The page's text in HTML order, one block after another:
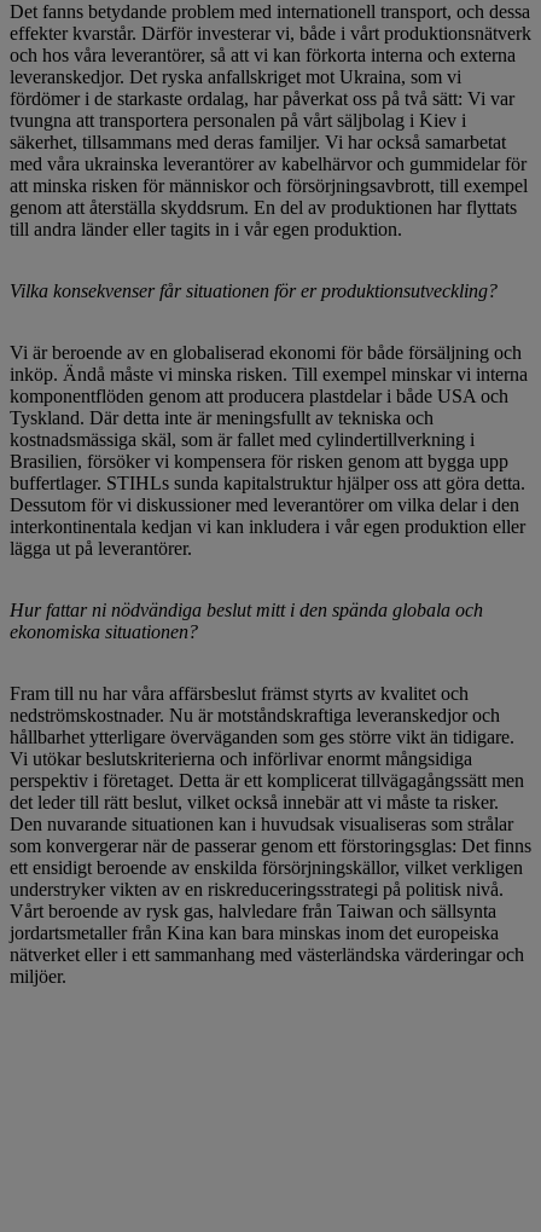
Det fanns betydande problem med internationell transport, och dessa
effekter kvarstår. Därför investerar vi, både i vårt produktionsnätverk
och hos våra leverantörer, så att vi kan förkorta interna och externa
leveranskedjor. Det ryska anfallskriget mot Ukraina, som vi
fördömer i de starkaste ordalag, har påverkat oss på två sätt: Vi var
tvungna att transportera personalen på vårt säljbolag i Kiev i
säkerhet, tillsammans med deras familjer. Vi har också samarbetat
med våra ukrainska leverantörer av kabelhärvor och gummidelar för
att minska risken för människor och försörjningsavbrott, till exempel
genom att återställa skyddsrum. En del av produktionen har flyttats
till andra länder eller tagits in i vår egen produktion.
Vilka konsekvenser får situationen för er produktionsutveckling?
Vi är beroende av en globaliserad ekonomi för både försäljning och
inköp. Ändå måste vi minska risken. Till exempel minskar vi interna
komponentflöden genom att producera plastdelar i både USA och
Tyskland. Där detta inte är meningsfullt av tekniska och
kostnadsmässiga skäl, som är fallet med cylindertillverkning i
Brasilien, försöker vi kompensera för risken genom att bygga upp
buffertlager. STIHLs sunda kapitalstruktur hjälper oss att göra detta.
Dessutom för vi diskussioner med leverantörer om vilka delar i den
interkontinentala kedjan vi kan inkludera i vår egen produktion eller
lägga ut på leverantörer.
Hur fattar ni nödvändiga beslut mitt i den spända globala och
ekonomiska situationen?
Fram till nu har våra affärsbeslut främst styrts av kvalitet och
nedströmskostnader. Nu är motståndskraftiga leveranskedjor och
hållbarhet ytterligare överväganden som ges större vikt än tidigare.
Vi utökar beslutskriterierna och införlivar enormt mångsidiga
perspektiv i företaget. Detta är ett komplicerat tillvägagångssätt men
det leder till rätt beslut, vilket också innebär att vi måste ta risker.
Den nuvarande situationen kan i huvudsak visualiseras som strålar
som konvergerar när de passerar genom ett förstoringsglas: Det finns
ett ensidigt beroende av enskilda försörjningskällor, vilket verkligen
understryker vikten av en riskreduceringsstrategi på politisk nivå.
Vårt beroende av rysk gas, halvledare från Taiwan och sällsynta
jordartsmetaller från Kina kan bara minskas inom det europeiska
nätverket eller i ett sammanhang med västerländska värderingar och
miljöer.